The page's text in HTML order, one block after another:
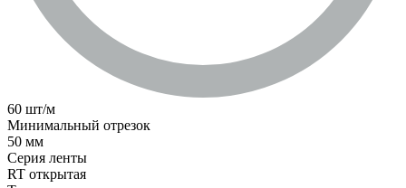
60 шт/м
Минимальный отрезок
50 мм
Серия ленты
RT открытая